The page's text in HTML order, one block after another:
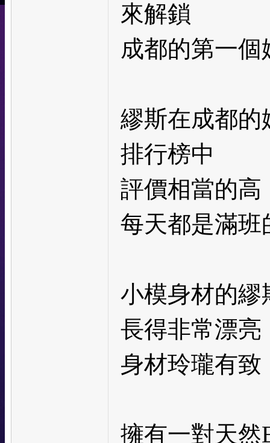
來解鎖
成都的第一
繆斯在成都的
排行榜中
評價相當的高
每天都是滿班
小模身材的繆
長得非常漂亮
身材玲瓏有致
擁有一對天然